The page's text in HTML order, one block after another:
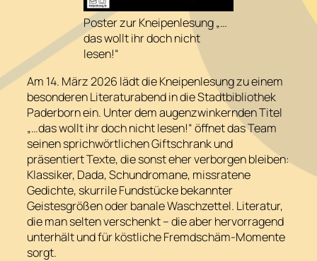
Poster zur Kneipenlesung „…
das wollt ihr doch nicht
lesen!“
Am 14. März 2026 lädt die Kneipenlesung zu einem
besonderen Literaturabend in die Stadtbibliothek
Paderborn ein. Unter dem augenzwinkernden Titel
„…das wollt ihr doch nicht lesen!“ öffnet das Team
seinen sprichwörtlichen Giftschrank und
präsentiert Texte, die sonst eher verborgen bleiben:
Klassiker, Dada, Schundromane, missratene
Gedichte, skurrile Fundstücke bekannter
Geistesgrößen oder banale Waschzettel. Literatur,
die man selten verschenkt – die aber hervorragend
unterhält und für köstliche Fremdschäm‑Momente
sorgt.